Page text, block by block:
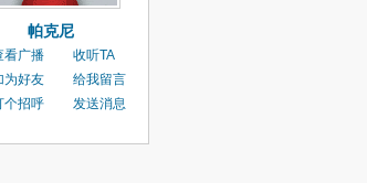
帕克尼
看广播
收听TA
为好友
给我留言
个招呼
发送消息